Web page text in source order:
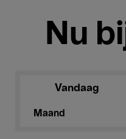
Nu
Vandaag
Maand